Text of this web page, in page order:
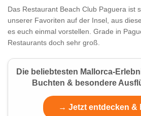
Das Restaurant Beach Club Paguera ist
unserer Favoriten auf der Insel, aus
es euch einmal vorstellen. Grade in
Restaurants doch sehr groß.
Die beliebtesten Mallorca-
Buchten & besondere
→ Jetzt entdecken &